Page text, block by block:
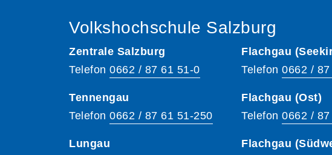
Volkshochschule Salzburg
Zentrale Salzburg
Telefon 0662 / 87 61 51-0
Tennengau
Telefon 0662 / 87 61 51-250
Lungau
Flachgau
Telefon 0662 /
Flachgau (Ost)
Telefon 0662 /
Flachgau